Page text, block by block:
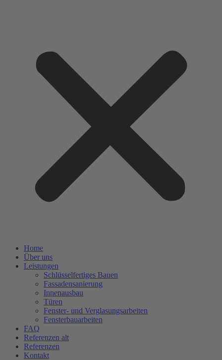
Home
Über uns
Leistungen
Schlüsselfertiges Bauen
Fassadensanierung
Innenausbau
Türen
Fenster- und Verglasungsarbeiten
Fensterbauarbeiten
FAQ
Referenzen alt
Referenzen
Kontakt